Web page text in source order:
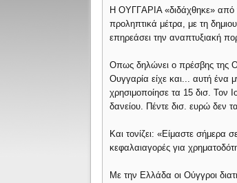
Η OYΓΓAPIA «διδάχθηκε» από
προληπτικά μέτρα, με τη
επηρεάσει την αναπτυξιακή
Oπως δηλώνει ο πρέσβης της
Ουγγαρία είχε και... αυτή ένα
χρησιμοποίησε τα 15 δισ. Τον
δανείου. Πέντε δισ. ευρώ δεν
Και τονίζει: «Είμαστε σήμερα
κεφαλαιαγορές για
Με την Ελλάδα οι Ούγγροι